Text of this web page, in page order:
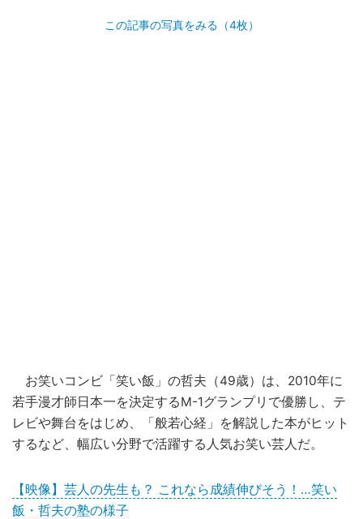
この記事の写真をみる（4枚）
お笑いコンビ「笑い飯」の哲夫（49歳）は、2010年に
若手漫才師日本一を決定するM-1グランプリで優勝し、テ
レビや舞台をはじめ、「般若心経」を解説した本がヒット
するなど、幅広い分野で活躍する人気お笑い芸人だ。
【映像】芸人の先生も？ これなら成績伸びそう！…笑い
飯・哲夫の塾の様子